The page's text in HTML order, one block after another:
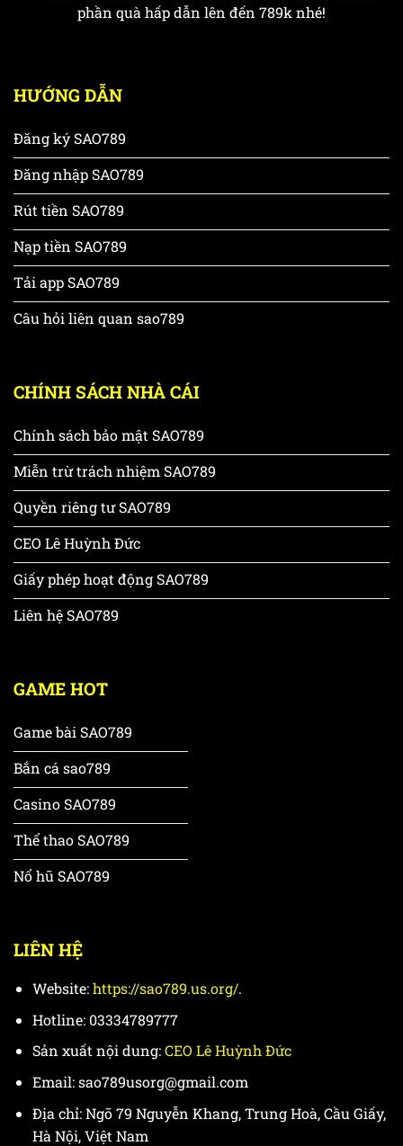
phần quà hấp dẫn lên đến 789k nhé!
HƯỚNG DẪN
Đăng ký SAO789
Đăng nhập SAO789
Rút tiền SAO789
Nạp tiền SAO789
Tải app SAO789
Câu hỏi liên quan sao789
CHÍNH SÁCH NHÀ CÁI
Chính sách bảo mật SAO789
Miễn trừ trách nhiệm SAO789
Quyền riêng tư SAO789
CEO Lê Huỳnh Đức
Giấy phép hoạt động SAO789
Liên hệ SAO789
GAME HOT
Game bài SAO789
Bắn cá sao789
Casino SAO789
Thể thao SAO789
Nổ hũ SAO789
LIÊN HỆ
Website:https://sao789.us.org/.
Hotline: 03334789777
Sản xuất nội dung:CEO Lê Huỳnh Đức
Email:sao789usorg@gmail.com
Địa chỉ:Ngõ 79 Nguyễn Khang, Trung Hoà, Cầu Giấy,
Hà Nội, Việt Nam